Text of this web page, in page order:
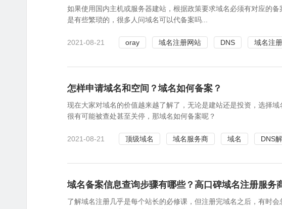
如果使用国内主机或服务器建站，根据政策要求域名必须有对应的
是有些繁琐的，很多人问域名可以代备案吗...
2021-08-21 oray 域名注册网站 DNS 域名注
怎样申请域名和空间？域名如何备案？
现在大家对域名的价值越来越了解了，无论是建站还是投资，选择
很有可能被查处甚至关停，那域名如何备案呢？
2021-08-21 顶级域名 域名服务商 域名 DNS
域名备案信息查询步骤有哪些？高口碑域名注册服务
了解域名注册几乎是每个站长的必修课，但注册完域名之后，有时